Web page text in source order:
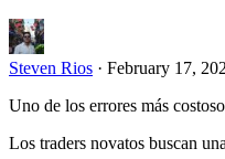
Steven Rios · February 17,
Uno de los errores más
Los traders novatos buscan